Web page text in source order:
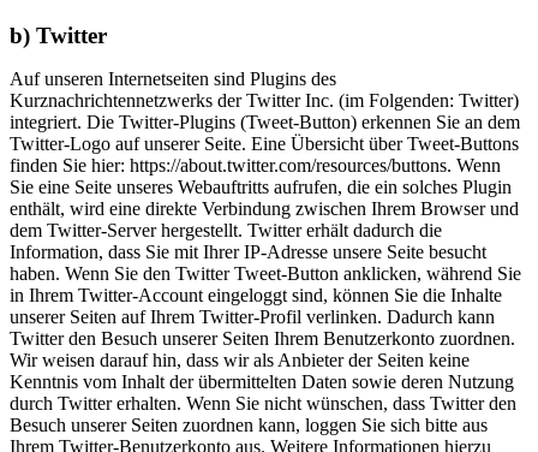
b) Twitter
Auf unseren Internetseiten sind Plugins des
Kurznachrichtennetzwerks der Twitter Inc. (im Folgenden: Twitter)
integriert. Die Twitter‑Plugins (Tweet‑Button) erkennen Sie an dem
Twitter‑Logo auf unserer Seite. Eine Übersicht über Tweet‑Buttons
finden Sie hier: https://about.twitter.com/resources/buttons. Wenn
Sie eine Seite unseres Webauftritts aufrufen, die ein solches Plugin
enthält, wird eine direkte Verbindung zwischen Ihrem Browser und
dem Twitter-Server hergestellt. Twitter erhält dadurch die
Information, dass Sie mit Ihrer IP‑Adresse unsere Seite besucht
haben. Wenn Sie den Twitter Tweet‑Button anklicken, während Sie
in Ihrem Twitter‑Account eingeloggt sind, können Sie die Inhalte
unserer Seiten auf Ihrem Twitter‑Profil verlinken. Dadurch kann
Twitter den Besuch unserer Seiten Ihrem Benutzerkonto zuordnen.
Wir weisen darauf hin, dass wir als Anbieter der Seiten keine
Kenntnis vom Inhalt der übermittelten Daten sowie deren Nutzung
durch Twitter erhalten. Wenn Sie nicht wünschen, dass Twitter den
Besuch unserer Seiten zuordnen kann, loggen Sie sich bitte aus
Ihrem Twitter-Benutzerkonto aus. Weitere Informationen hierzu